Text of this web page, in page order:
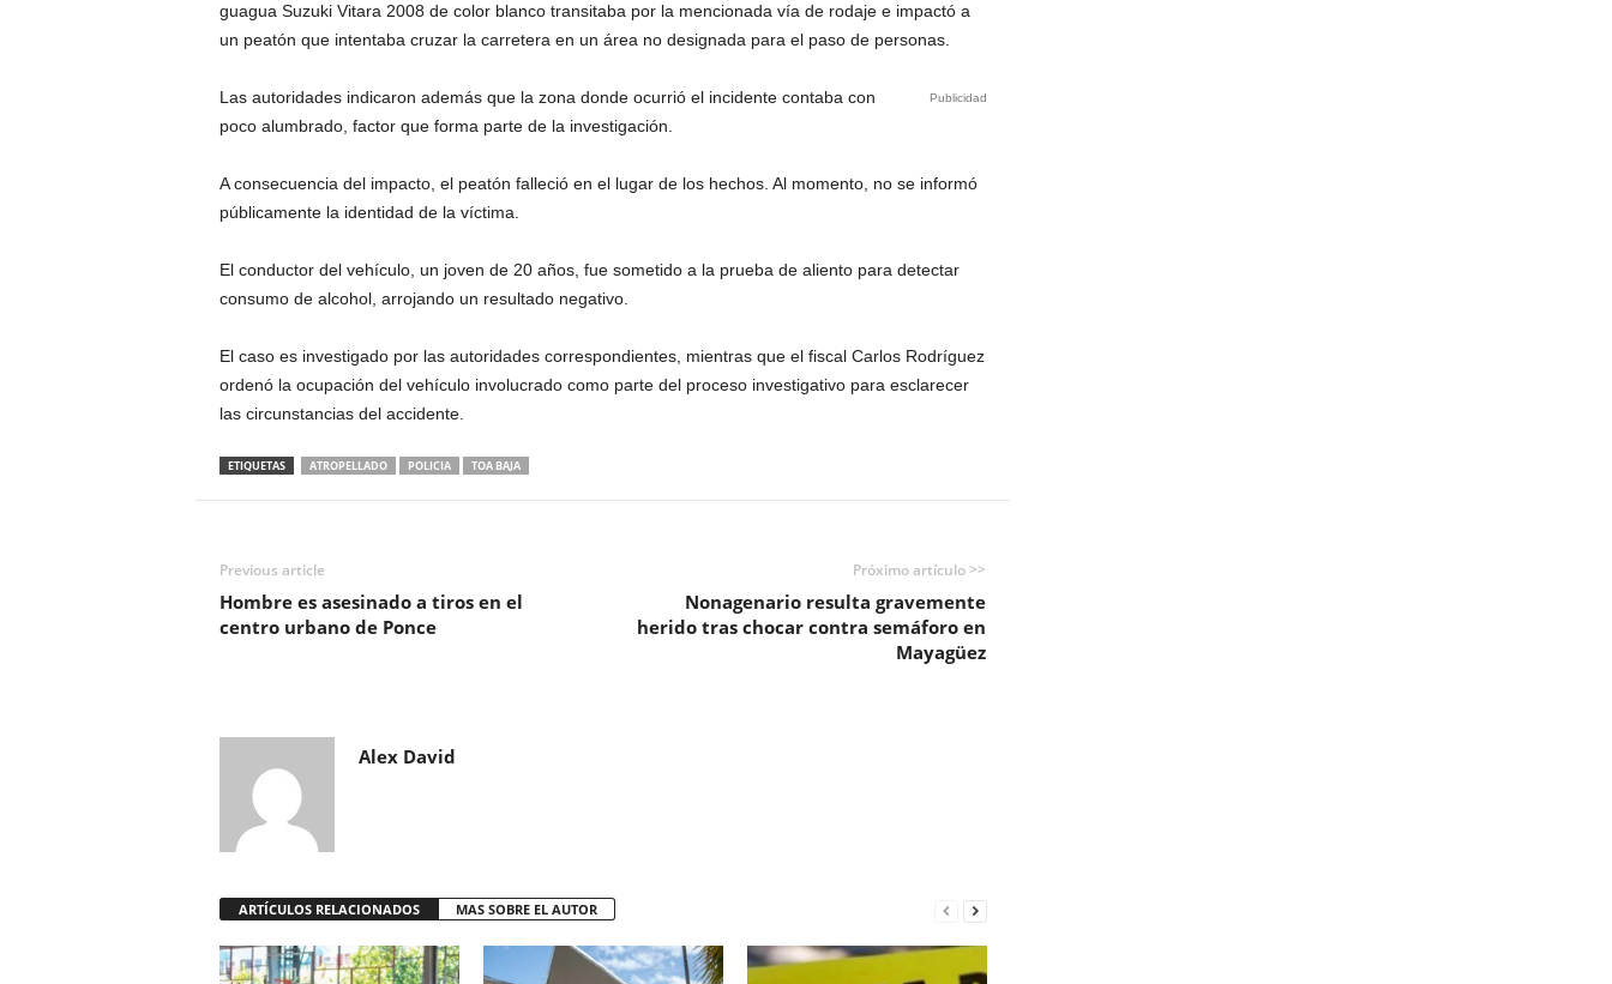
guagua Suzuki Vitara 2008 de color blanco transitaba por la mencionada vía de rodaje e impactó a
un peatón que intentaba cruzar la carretera en un área no designada para el paso de personas.
Publicidad
Las autoridades indicaron además que la zona donde ocurrió el incidente contaba con
poco alumbrado, factor que forma parte de la investigación.
A consecuencia del impacto, el peatón falleció en el lugar de los hechos. Al momento, no se informó
públicamente la identidad de la víctima.
El conductor del vehículo, un joven de 20 años, fue sometido a la prueba de aliento para detectar
consumo de alcohol, arrojando un resultado negativo.
El caso es investigado por las autoridades correspondientes, mientras que el fiscal Carlos Rodríguez
ordenó la ocupación del vehículo involucrado como parte del proceso investigativo para esclarecer
las circunstancias del accidente.
ETIQUETAS ATROPELLADO POLICIA TOA BAJA
Previous article
Hombre es asesinado a tiros en el
centro urbano de Ponce
Próximo artículo >>
Nonagenario resulta gravemente
herido tras chocar contra semáforo en
Mayagüez
Alex David
ARTÍCULOS RELACIONADOS MAS SOBRE EL AUTOR